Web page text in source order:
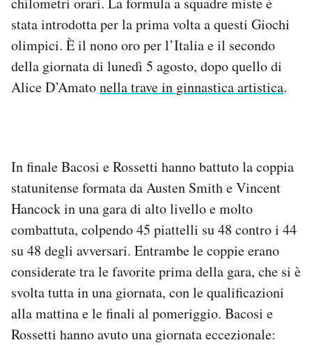
stata introdotta per la prima volta a questi Giochi
olimpici. È il nono oro per l’Italia e il secondo
della giornata di lunedì 5 agosto, dopo quello di
Alice D’Amatonella trave in ginnastica artistica.
In finale Bacosi e Rossetti hanno battuto la coppia
statunitense formata da Austen Smith e Vincent
Hancock in una gara di alto livello e molto
combattuta, colpendo 45 piattelli su 48 contro i 44
su 48 degli avversari. Entrambe le coppie erano
considerate tra le favorite prima della gara, che si è
svolta tutta in una giornata, con le qualificazioni
alla mattina e le finali al pomeriggio. Bacosi e
Rossetti hanno avuto una giornata eccezionale: